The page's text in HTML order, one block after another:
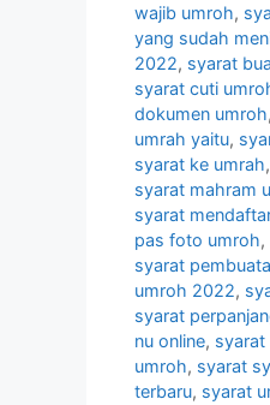
wajib umroh,
yang sudah
2022, syarat
syarat cuti
dokumen umroh,
umrah yaitu,
syarat ke umrah,
syarat mahram
syarat
pas foto umroh,
syarat
umroh 2022,
syarat
nu online, syarat
umroh, syarat
terbaru, syarat